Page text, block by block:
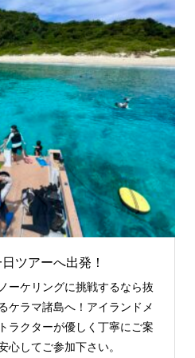
ツアーへ出発！
ーケリングに挑戦するなら抜
ケラマ諸島へ！アイランドメ
ラクターが優しく丁寧にご案
心してご参加下さい。